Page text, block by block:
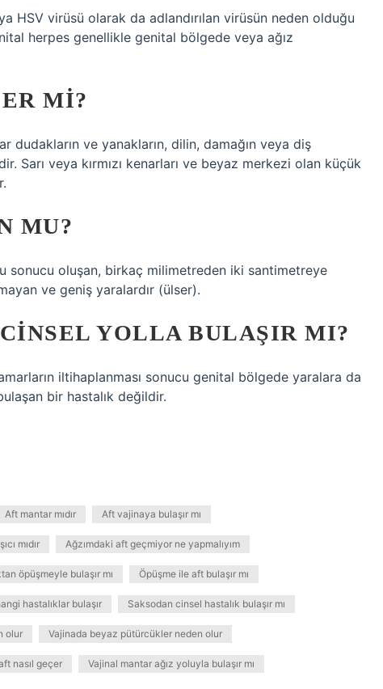
HSV virüsü olarak da adlandırılan virüsün neden olduğu
herpes genellikle genital bölgede veya ağız
MI?
dudakların ve yanakların, dilin, damağın veya diş
Sarı veya kırmızı kenarları ve beyaz merkezi olan küçük
MU?
sonucu oluşan, birkaç milimetreden iki santimetreye
ve geniş yaralardır (ülser).
YOLLA BULAŞIR MI?
iltihaplanması sonucu genital bölgede yaralara da
bir hastalık değildir.
Aft mantar mıdır Aft vajinaya bulaşır mı
mıdır Ağzımdaki aft geçmiyor ne yapmalıyım
öpüşmeyle bulaşır mı Öpüşme ile aft bulaşır mı
hastalıklar bulaşır Saksodan cinsel hastalık bulaşır mı
olur Vajinada beyaz pütürcükler neden olur
nasıl geçer Vajinal mantar ağız yoluyla bulaşır mı